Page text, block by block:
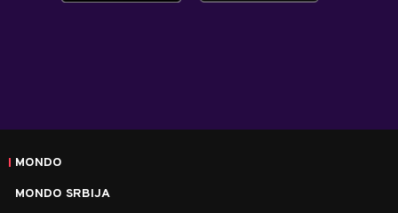
MONDO
MONDO SRBIJA